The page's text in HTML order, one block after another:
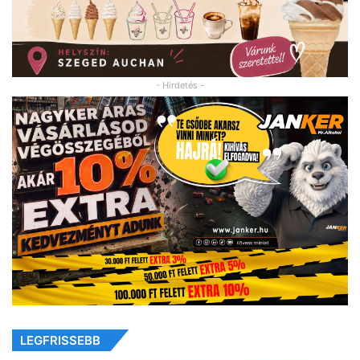
- Hirdetés -
LEGFRISSEBB